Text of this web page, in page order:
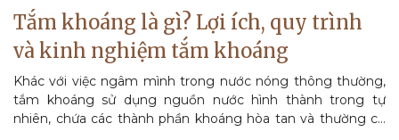
Tắm khoáng là gì? Lợi ích, quy trình
và kinh nghiệm tắm khoáng
Khác với việc ngâm mình trong nước nóng thông thường,
tắm khoáng sử dụng nguồn nước hình thành trong tự
nhiên, chứa các thành phần khoáng hòa tan và thường có